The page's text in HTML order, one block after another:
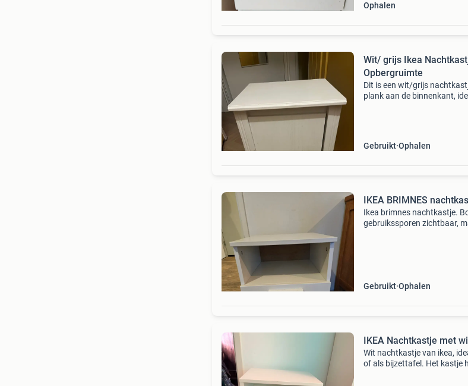
Ophalen
Wit/ grijs Ikea
Opbergruimte
Dit is een wit/grijs
plank aan de binnenkant,
Gebruikt Ophalen
IKEA BRIMNES
Ikea brimnes nachtkastje.
gebruikssporen zichtbaar,
Gebruikt Ophalen
IKEA Nachtkastje met
Wit nachtkastje van ikea,
of als bijzettafel. Het kastje